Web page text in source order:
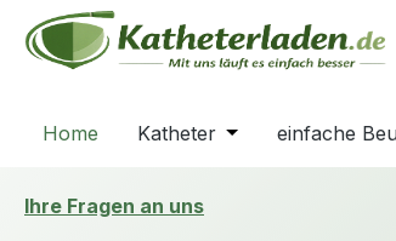
Hauptinhalt springen
Zur Suche springen
Zur Hauptnavigation springen
Home Katheter Öffne oder
einfache
Ihre Fragen an uns